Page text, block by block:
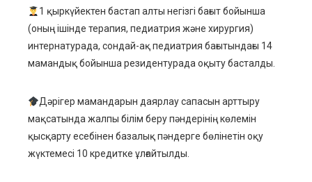
1 қыркүйектен бастап алты негізгі бағыт бойынша
(оның ішінде терапия, педиатрия және хирургия)
интернатурада, сондай-ақ педиатрия бағытындағы 14
мамандық бойынша резидентурада оқыту басталды.
Дәрігер мамандарын даярлау сапасын арттыру
мақсатында жалпы білім беру пәндерінің көлемін
қысқарту есебінен базалық пәндерге бөлінетін оқу
жүктемесі 10 кредитке ұлғайтылды.